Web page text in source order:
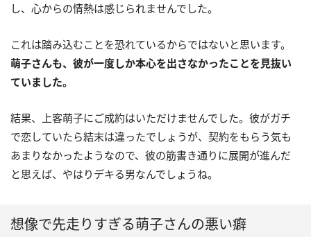
し、心からの情熱は感じられませんでした。
これは踏み込むことを恐れているからではないと思います。
萌子さんも、彼が一度しか本心を出さなかったことを見抜い
ていました。
結果、上客萌子にご成約はいただけませんでした。彼がガチ
で恋していたら結末は違ったでしょうが、契約をもらう気も
あまりなかったようなので、彼の筋書き通りに展開が進んだ
と思えば、やはりデキる男なんでしょうね。
想像で先走りすぎる萌子さんの悪い癖